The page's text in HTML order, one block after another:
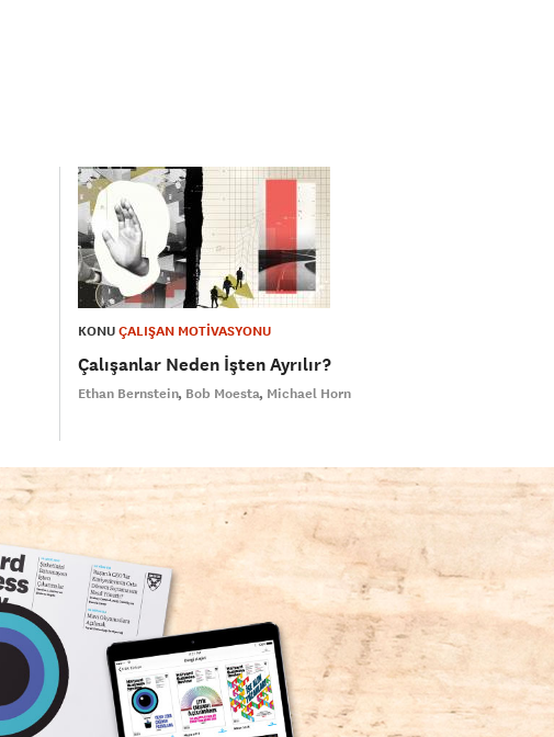
KONUÇALIŞAN MOTİVASYONU
Çalışanlar Neden İşten Ayrılır?
Ethan Bernstein Bob Moesta Michael Horn